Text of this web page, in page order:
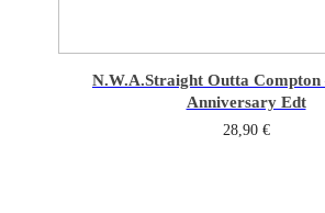
N.W.A.Straight Outta
Anniversary Edt
28,90 €